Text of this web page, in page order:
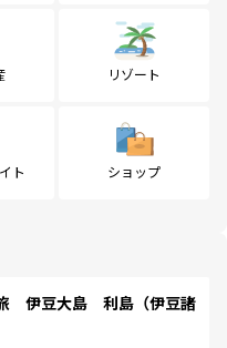
リゾート
ト ショップ
伊豆大島 利島（伊豆諸